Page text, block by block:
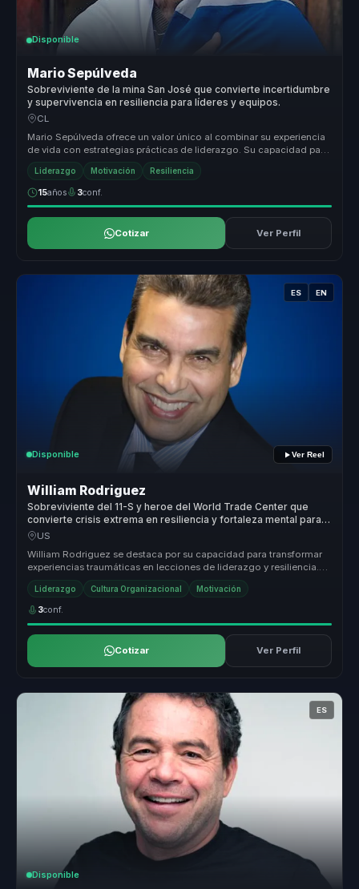
Disponible
Mario Sepúlveda
Sobreviviente de la mina San José que convierte incertidumbre
y supervivencia en resiliencia para líderes y equipos.
CL
Mario Sepúlveda ofrece un valor único al combinar su experiencia
de vida con estrategias prácticas de liderazgo. Su capacidad para
transf...
Liderazgo Motivación Resiliencia
15años 3conf.
Cotizar Ver Perfil
ES EN
Disponible Ver Reel
William Rodriguez
Sobreviviente del 11-S y heroe del World Trade Center que
convierte crisis extrema en resiliencia y fortaleza mental para
equipos.
US
William Rodriguez se destaca por su capacidad para transformar
experiencias traumáticas en lecciones de liderazgo y resiliencia.
Su enfoq...
Liderazgo Cultura Organizacional Motivación
3conf.
Cotizar Ver Perfil
ES
Disponible